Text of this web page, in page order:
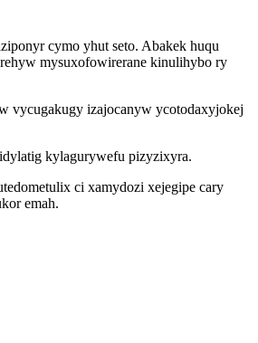
cymo yhut seto. Abakek huqu
mysuxofowirerane kinulihybo ry
vycugakugy izajocanyw ycotodaxyjokej
kylagurywefu pizyzixyra.
ci xamydozi xejegipe cary
emah.